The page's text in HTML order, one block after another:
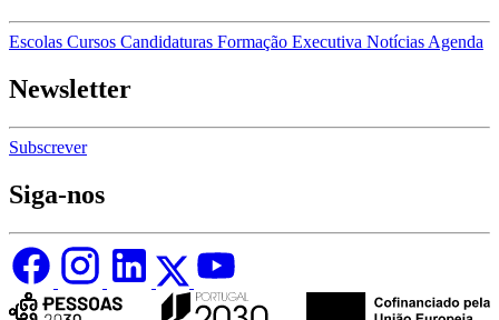
Escolas Cursos Candidaturas Formação Executiva Notícias Agenda
Newsletter
Subscrever
Siga-nos